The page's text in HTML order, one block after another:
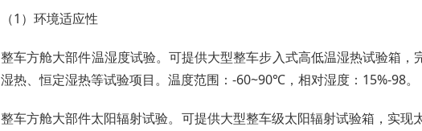
（1）环境适应性
整车方舱大部件温湿度试验。可提供大型整车步入式高低温湿热试验箱
湿热、恒定湿热等试验项目。温度范围：-60~90℃，相对湿度：15%-98。
整车方舱大部件太阳辐射试验。可提供大型整车级太阳辐射试验箱，实